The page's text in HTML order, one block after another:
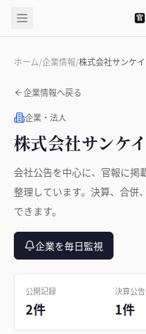
官
ホーム/企業情報/株式会社サンケ
企業情報へ戻る
企業・法人
株式会社サンケ
会社公告を中心に、官報に掲
整理しています。決算、合併
できます。
企業を毎日監視
公開記録
2件
決算公告
1件